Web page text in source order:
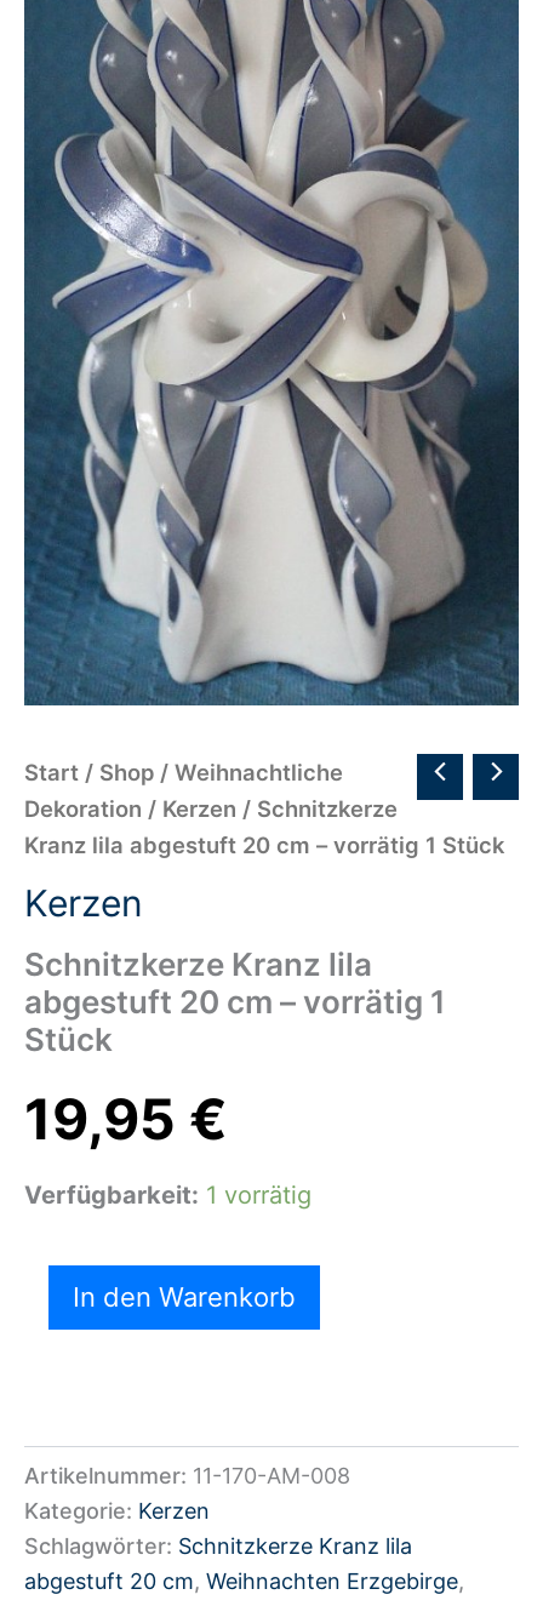
Start / Shop / Weihnachtliche
Dekoration / Kerzen / Schnitzkerze
Kranz lila abgestuft 20 cm – vorrätig 1 Stück
Kerzen
Schnitzkerze Kranz lila
abgestuft 20 cm – vorrätig 1
Stück
19,95 €
Verfügbarkeit: 1 vorrätig
In den Warenkorb
Artikelnummer: 11-170-AM-008
Kategorie: Kerzen
Schlagwörter: Schnitzkerze Kranz lila
abgestuft 20 cm, Weihnachten Erzgebirge,